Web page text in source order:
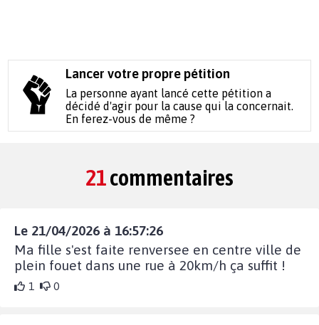
Lancer votre propre pétition
La personne ayant lancé cette pétition a
décidé d'agir pour la cause qui la concernait.
En ferez-vous de même ?
21commentaires
Le 21/04/2026 à 16:57:26
Ma fille s'est faite renversee en centre ville de
plein fouet dans une rue à 20km/h ça suffit !
1 0